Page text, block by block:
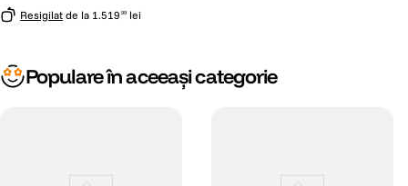
Resigilat de la 1 .519 99 lei
Populare în aceeași categorie